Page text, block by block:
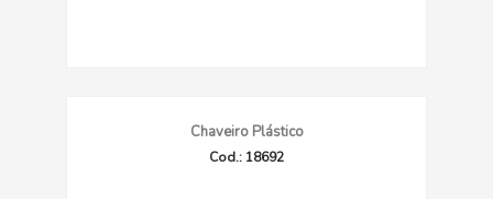
Chaveiro Plástico
Cod.: 18692